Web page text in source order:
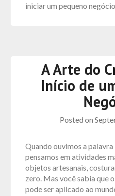
iniciar um pequeno
A Arte do
Início de
Posted on
Quando ouvimos a
pensamos em atividades
objetos artesanais,
zero. Mas você sabia que
pode ser aplicado ao